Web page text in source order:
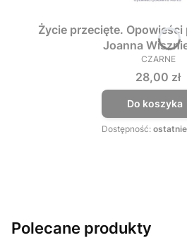
Życie przecięte. Opowieści
Joanna
CZARNE
Cena
28,00 zł
Do koszyka
Dostępność:
Polecane produkty